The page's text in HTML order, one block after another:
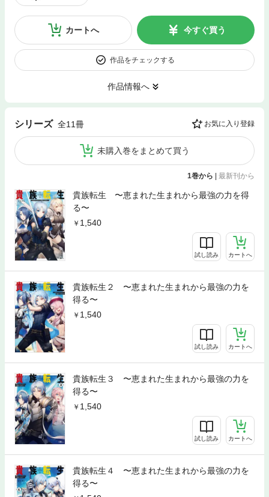
カートへ 今すぐ買う
作品をチェックする
作品情報へ
シリーズ 全11冊 お気に入り登録
未購入巻をまとめて買う
1巻から | 最新刊から
貴族転生 〜恵まれた生まれから最強の力を得
る〜
1,540
試し読み カートへ
貴族転生２ 〜恵まれた生まれから最強の力を
得る〜
1,540
試し読み カートへ
貴族転生３ 〜恵まれた生まれから最強の力を
得る〜
1,540
試し読み カートへ
貴族転生４ 〜恵まれた生まれから最強の力を
得る〜